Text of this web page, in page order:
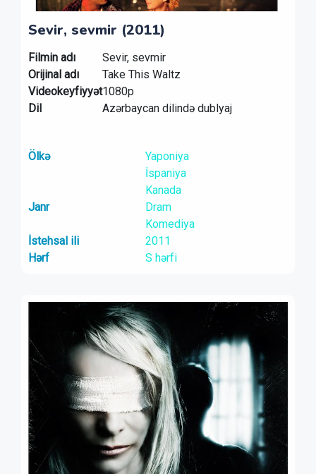
Sevir, sevmir (2011)
Filmin adı
Sevir, sevmir
Orijinal adı
Take This Waltz
Videokeyfiyyət1080p
Dil
Azərbaycan dilində dublyaj
Ölkə
Yaponiya
İspaniya
Kanada
Janr
Dram
Komediya
İstehsal ili
2011
Hərf
S hərfi